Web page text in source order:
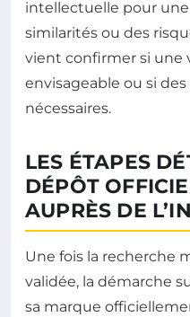
intellectuelle pour
similarités ou des
vient confirmer si une
envisageable ou si
nécessaires.
LES ÉTAPES
DÉPÔT
AUPRÈS DE
Une fois la recherche
validée, la démarche
sa marque